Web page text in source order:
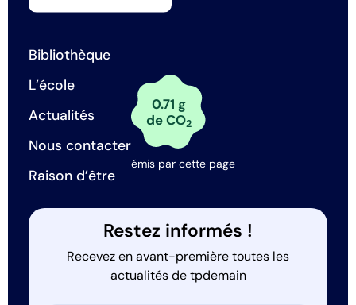
Bibliothèque
L’école
Actualités
Nous contacter
Raison d’être
0.71 g
de CO2
émis par cette page
Restez informés !
Recevez en avant-première toutes les
actualités de tpdemain